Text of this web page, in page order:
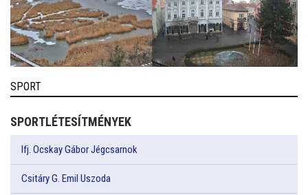
SPORT
SPORTLÉTESÍTMÉNYEK
Ifj. Ocskay Gábor Jégcsarnok
Csitáry G. Emil Uszoda